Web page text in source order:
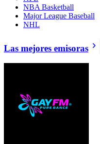
NBA Basketball
Major League Baseball
NHL
Las mejores emisoras